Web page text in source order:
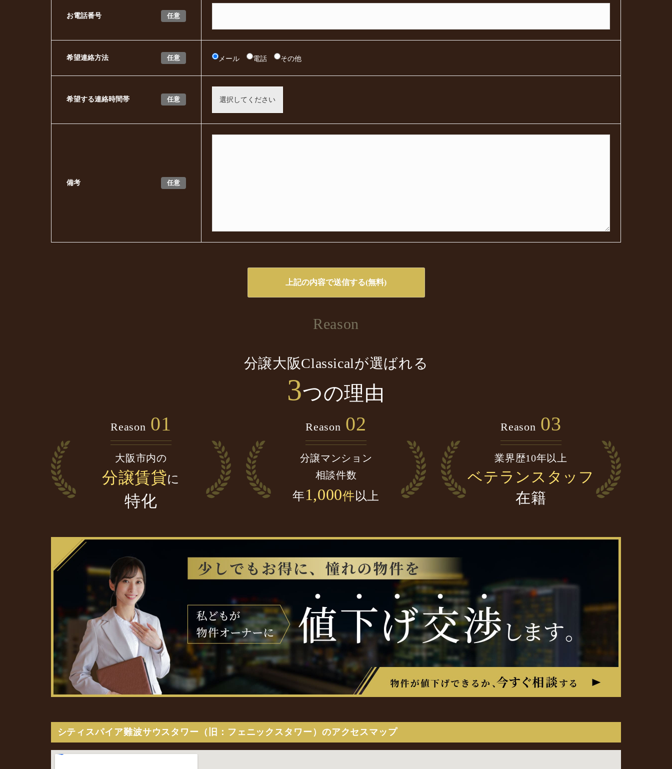
任意
お電話番号
任意
希望連絡方法 メール 電話 その他
任意
希望する連絡時間帯
任意
備考
Reason
分譲大阪Classicalが選ばれる
3つの理由
Reason 01
大阪市内の
分譲賃貸に
特化
Reason 02
分譲マンション
相談件数
年1,000件以上
Reason 03
業界歴10年以上
ベテランスタッフ
在籍
シティスパイア難波サウスタワー（旧：フェニックスタワー）のアクセスマップ